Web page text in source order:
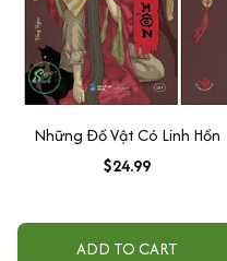
Những Đồ Vật Có Linh Hồn
$24.99
ADD TO CART